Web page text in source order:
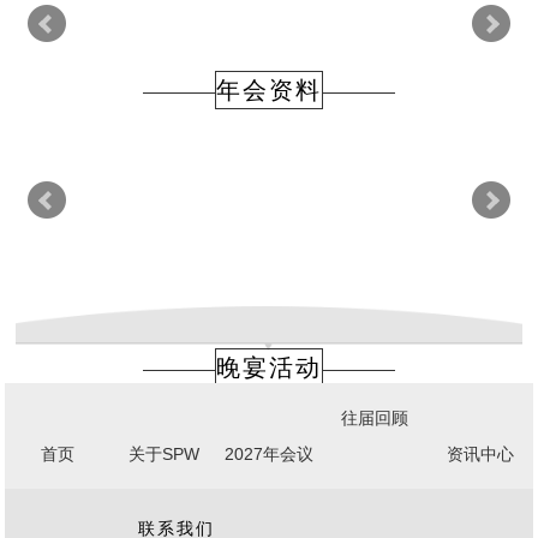
年会资料
晚宴活动
首页 关于SPW 2027年会议
往届回顾
资讯中心
联系我们